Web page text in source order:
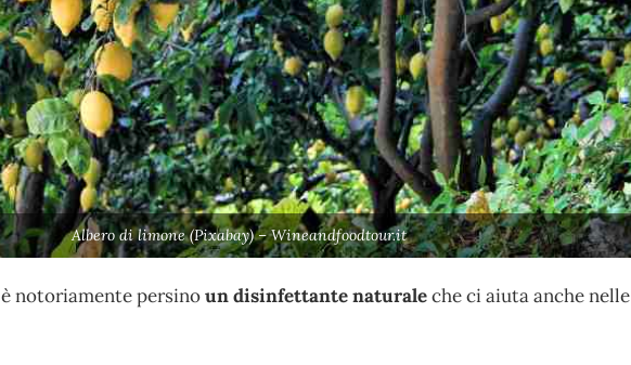
Albero di limone (Pixabay) – Wineandfoodtour.it
è notoriamente persinoun disinfettante naturaleche ci aiuta anche nelle